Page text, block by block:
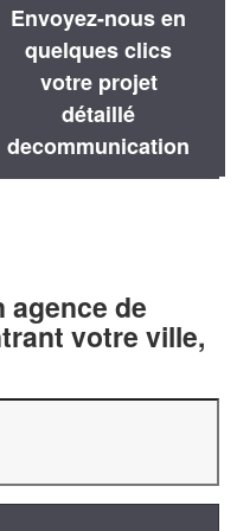
Envoyez-nous en
quelques clics
votre projet
détaillé
decommunication
agence de
votre ville,